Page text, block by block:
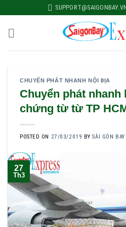
to
content
CHUYỂN PHÁT NHANH NỘI ĐỊA
Chuyển phát nhanh
chứng từ từ TP
POSTED ON 27/03/2019 BYSÀI GÒN BAY
27
Th3